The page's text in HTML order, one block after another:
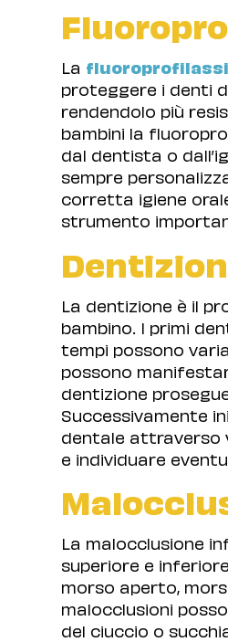
La fluoroprofilassi
proteggere i denti
rendendolo più
bambini la
dal dentista o
sempre
corretta igiene
strumento
La dentizione è il
bambino. I primi
tempi possono
possono
dentizione
Successivamente
dentale attraverso
e individuare
La malocclusione
superiore e
morso aperto,
malocclusioni
del ciuccio o